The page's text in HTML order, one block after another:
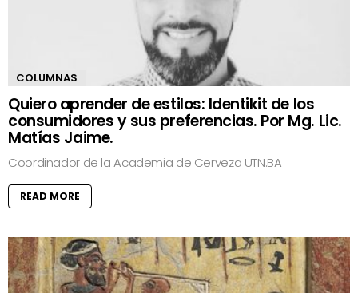
COLUMNAS
Quiero aprender de estilos: Identikit de los
consumidores y sus preferencias. Por Mg. Lic.
Matías Jaime.
Coordinador de la Academia de Cerveza UTN.BA
READ MORE